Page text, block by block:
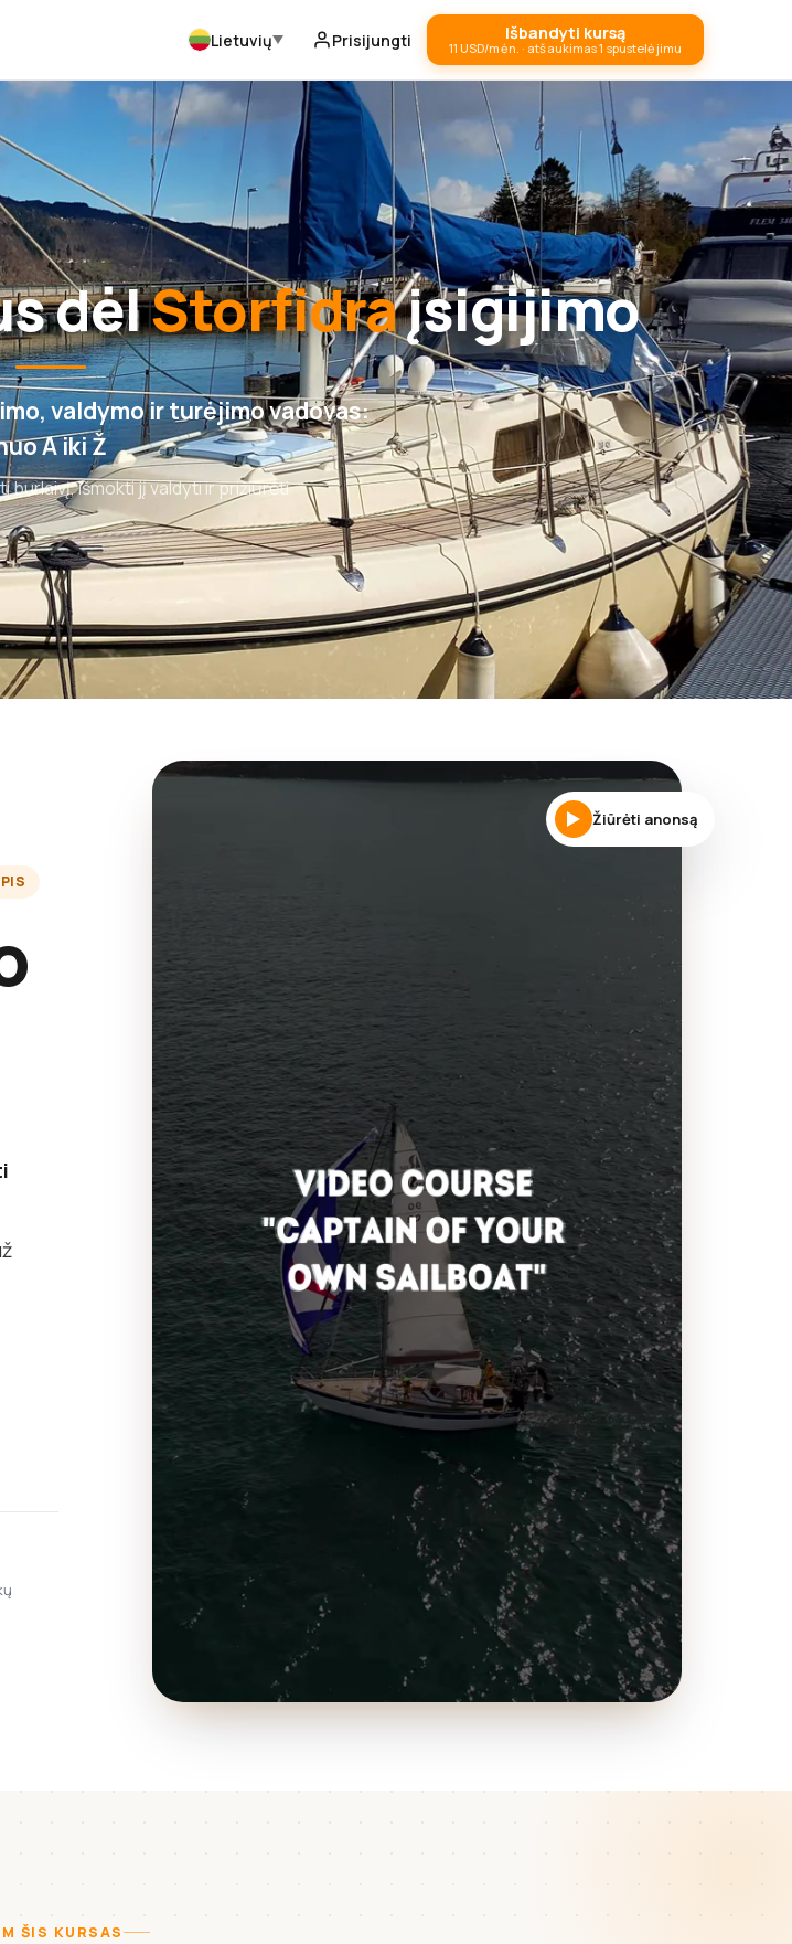
Lietuvių Prisijungti Išbandyti kursą
11 USD/mėn. · atšaukimas 1 spustelėjimu
dėlStorfidraįsigijimo
valdymo ir turėjimo vadovas:
A iki Ž
burlaivį, išmokti jį valdyti ir prižiūrėti
Žiūrėti anonsą
ŠIS KURSAS